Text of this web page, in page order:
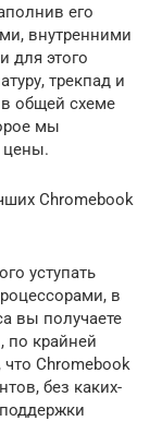
его
внутренними
для этого
трекпад и
общей схеме
мы
цены.
Chromebook
уступать
в
вы получаете
по крайней
Chromebook
без каких-